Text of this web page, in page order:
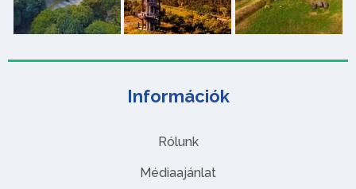
Információk
Rólunk
Médiaajánlat